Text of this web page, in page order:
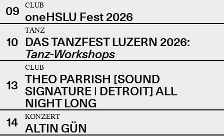
09
CLUB
oneHSLU Fest 2026
10
TANZ
DAS TANZFEST LUZERN 2026:
Tanz-Workshops
13
CLUB
THEO PARRISH [SOUND
SIGNATURE | DETROIT] ALL
NIGHT LONG
14
KONZERT
ALTIN GÜN